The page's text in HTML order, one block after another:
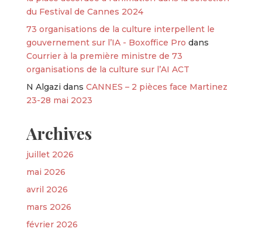
du Festival de Cannes 2024
73 organisations de la culture interpellent le
gouvernement sur l’IA - Boxoffice Pro dans
Courrier à la première ministre de 73
organisations de la culture sur l’AI ACT
N Algazi dans CANNES – 2 pièces face Martinez
23-28 mai 2023
Archives
juillet 2026
mai 2026
avril 2026
mars 2026
février 2026